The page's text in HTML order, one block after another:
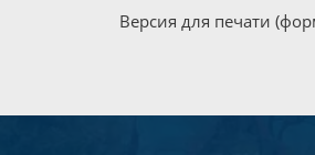
Версия для печати